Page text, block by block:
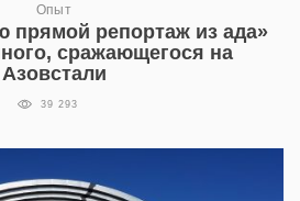
Опыт
прямой репортаж из ада»
сражающегося на
Азовстали
39 293